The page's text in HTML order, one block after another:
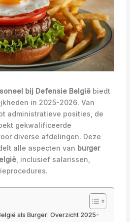
bij Defensie Belgiëbiedt
in 2025-2026. Van
administratieve posities, de
gekwalificeerde
diverse afdelingen. Deze
alle aspecten van burger
, inclusief salarissen,
als Burger: Overzicht 2025-